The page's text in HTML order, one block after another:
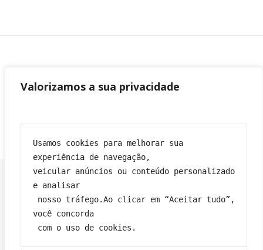
Valorizamos a sua privacidade
Usamos cookies para melhorar sua
experiência de navegação,
veicular anúncios ou conteúdo personalizado
e analisar
você concorda
com o uso de cookies.
Franciane|Tema Bard por WP Royal.
Política de privacidade